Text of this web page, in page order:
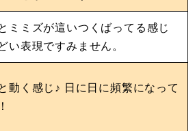
ミミズが這いつくばってる感じ
い表現ですみません。
動く感じ♪ 日に日に頻繁になって